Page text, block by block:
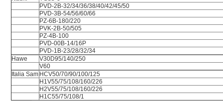
PVD-2B-32/34/36/38/40/42/45/50
PVD-3B-54/56/60/66
PZ-6B-180/220
PVK-2B-50/505
PZ-4B-100
PVD-00B-14/16P
PVD-1B-23/28/32/34
Hawe
V30D95/140/250
V60
Italia Sam HCV50/70/90/100/125
H1V55/75/108/160/226
H2V55/75/108/160/226
H1C55/75/108/1